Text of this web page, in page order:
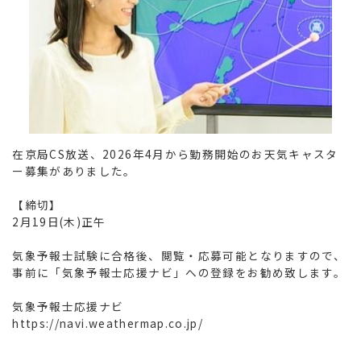
在京局CS放送、2026年4月から勤務開始のお天気キャスタ
ー募集がありました。
【締切】
2月19日(木)正午
気象予報士試験に合格後、閲覧・応募可能となりますので、
事前に「気象予報士応援ナビ」への登録をお勧め致します。
気象予報士応援ナビ
https://navi.weathermap.co.jp/